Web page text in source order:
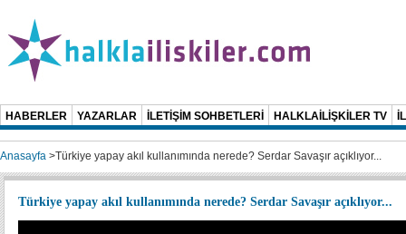
HABERLER YAZARLAR İLETİŞİM SOHBETLERİ HALKLAİLİŞKİLER TV
Anasayfa >Türkiye yapay akıl kullanımında nerede? Serdar Savaşır açıklıyor...
Türkiye yapay akıl kullanımında nerede? Serdar Savaşır açıklıyor...